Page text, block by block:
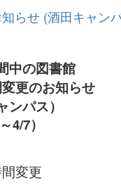
らせ (酒田キャン
中の図書館
更のお知らせ
ンパス）
4/7）
変更